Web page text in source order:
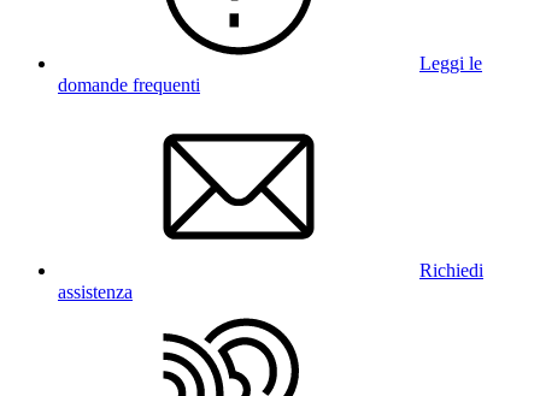
Leggi le
domande frequenti
Richiedi
assistenza